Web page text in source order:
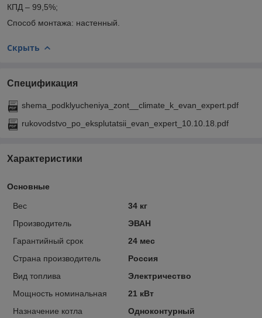
КПД – 99,5%;
Способ монтажа: настенный.
Скрыть
Спецификация
shema_podklyucheniya_zont__climate_k_evan_expert.pdf
rukovodstvo_po_eksplutatsii_evan_expert_10.10.18.pdf
Характеристики
Основные
Вес
34 кг
Производитель
ЭВАН
Гарантийный срок
24 мес
Страна производитель
Россия
Вид топлива
Электричество
Мощность номинальная
21 кВт
Назначение котла
Одноконтурный